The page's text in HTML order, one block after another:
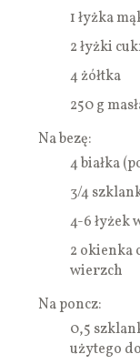
1 łyżka
2 łyżki
4 żółtka
250 g
Na bezę:
4 białka
3/4
4-6 łyżek
2 okienka
wierzch
Na poncz:
0,5
użytego